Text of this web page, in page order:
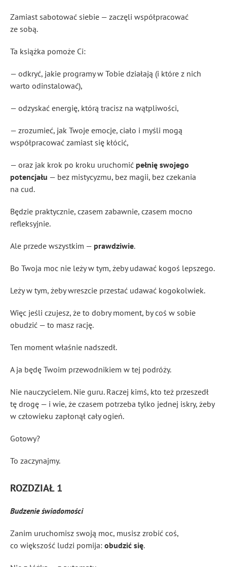
Zamiast sabotować siebie — zaczęli współpracować
ze sobą.
Ta książka pomoże Ci:
— odkryć, jakie programy w Tobie działają (i które z nich
warto odinstalować),
— odzyskać energię, którą tracisz na wątpliwości,
— zrozumieć, jak Twoje emocje, ciało i myśli mogą
współpracować zamiast się kłócić,
— oraz jak krok po kroku uruchomić pełnię swojego
potencjału — bez mistycyzmu, bez magii, bez czekania
na cud.
Będzie praktycznie, czasem zabawnie, czasem mocno
refleksyjnie.
Ale przede wszystkim — prawdziwie.
Bo Twoja moc nie leży w tym, żeby udawać kogoś lepszego.
Leży w tym, żeby wreszcie przestać udawać kogokolwiek.
Więc jeśli czujesz, że to dobry moment, by coś w sobie
obudzić — to masz rację.
Ten moment właśnie nadszedł.
A ja będę Twoim przewodnikiem w tej podróży.
Nie nauczycielem. Nie guru. Raczej kimś, kto też przeszedł
tę drogę — i wie, że czasem potrzeba tylko jednej iskry, żeby
w człowieku zapłonął cały ogień.
Gotowy?
To zaczynajmy.
ROZDZIAŁ 1
Budzenie świadomości
Zanim uruchomisz swoją moc, musisz zrobić coś,
co większość ludzi pomija: obudzić się.